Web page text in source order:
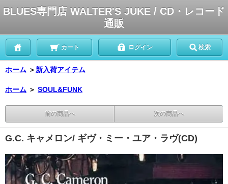
BLUES専門店 WALTER'S JUKE / CD・レコード
通販
カート ログイン 検索
ホーム ＞ 新入荷アイテム
ホーム ＞ SOUL&FUNK
前の商品へ 次の商品へ
G.C. キャメロン/ ギヴ・ミー・ユア・ラヴ(CD)